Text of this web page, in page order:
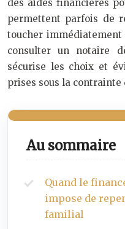
des aides financières
permettent parfois de
toucher
consulter un notaire
sécurise les choix et
prises sous la contrainte
Au sommaire
Quand le
impose de
familial